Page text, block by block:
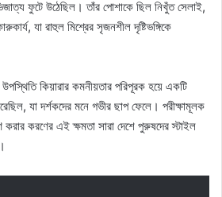
ফুটে উঠেছিল। তাঁর পোশাকে ছিল নিখুঁত সেলাই,
যা রাহুল মিশ্রের সৃজনশীল দৃষ্টিভঙ্গিকে
উপস্থিতি কিয়ারার কমনীয়তার পরিপূরক হয়ে একটি
যা দর্শকদের মনে গভীর ছাপ ফেলে। পরীক্ষামূলক
করণের এই ক্ষমতা সারা দেশে পুরুষদের স্টাইল